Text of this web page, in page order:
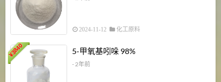
2024-11-12 化工原料
¥
3840 5-甲氧基吲哚 98%
- 2年前